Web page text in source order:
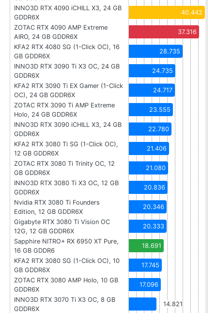
INNO3D RTX 4090 iCHILL X3, 24 GB
GDDR6X
40.442
ZOTAC RTX 4090 AMP Extreme
AIRO, 24 GB GDDR6X
37.316
KFA2 RTX 4080 SG (1-Click OC), 16
GB GDDR6X
28.735
INNO3D RTX 3090 Ti X3 OC, 24 GB
GDDR6X
24.735
KFA2 RTX 3090 Ti EX Gamer (1-Click
OC), 24 GB GDDR6X
24.717
ZOTAC RTX 3090 Ti AMP Extreme
Holo, 24 GB GDDR6X
23.555
INNO3D RTX 3090 iCHILL X3, 24 GB
GDDR6X
22.780
KFA2 RTX 3080 Ti SG (1-Click OC),
12 GB GDDR6X
21.406
ZOTAC RTX 3080 Ti Trinity OC, 12
GB GDDR6X
21.080
INNO3D RTX 3080 Ti X3 OC, 12 GB
GDDR6X
20.836
Nvidia RTX 3080 Ti Founders
Edition, 12 GB GDDR6X
20.346
Gigabyte RTX 3080 Ti Vision OC
12G, 12 GB GDDR6X
20.333
Sapphire NITRO+ RX 6950 XT Pure,
16 GB GDDR6
18.691
KFA2 RTX 3080 SG (1-Click OC), 10
GB GDDR6X
17.745
ZOTAC RTX 3080 AMP Holo, 10 GB
GDDR6X
17.096
INNO3D RTX 3070 Ti X3 OC, 8 GB
GDDR6X
14.821